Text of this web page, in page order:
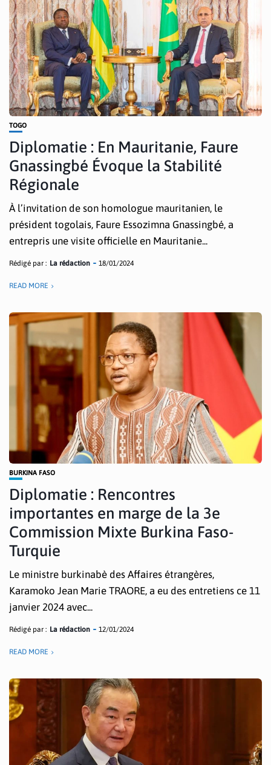
TOGO
Diplomatie : En Mauritanie, Faure
Gnassingbé Évoque la Stabilité
Régionale
À l’invitation de son homologue mauritanien, le
président togolais, Faure Essozimna Gnassingbé, a
entrepris une visite officielle en Mauritanie...
Rédigé par : La rédaction 18/01/2024
READ MORE
BURKINA FASO
Diplomatie : Rencontres
importantes en marge de la 3e
Commission Mixte Burkina Faso-
Turquie
Le ministre burkinabè des Affaires étrangères,
Karamoko Jean Marie TRAORE, a eu des entretiens ce 11
janvier 2024 avec...
Rédigé par : La rédaction 12/01/2024
READ MORE